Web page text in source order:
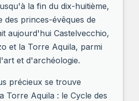
la fin du dix-huitième,
des princes-évêques de
aujourd'hui Castelvecchio,
et la Torre Aquila, parmi
et d'archéologie.
précieux se trouve
Torre Aquila : le Cycle des